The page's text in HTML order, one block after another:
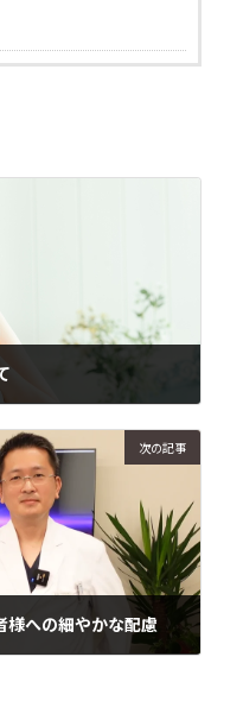
次の記事
様への細やかな配慮